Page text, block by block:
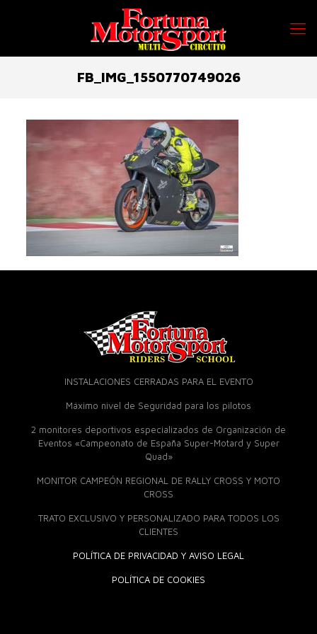
FB_IMG_1550770749026
INSTALACIONES CERRADAS PARA EL EVENTO
Máximo nivel de Seguridad para los pilotos
2 monitores deportivos especializados de Organización de
Eventos «Campeonato de España Super-Motard y Super
Quad»
MONITOR CAMPEÓN REGIONAL DE RALLY CROSS Y MOTO
CROSS
TRATO EXCLUSIVO Y PERSONALIZADO PARA TODOS LOS
CLIENTES
POLÍTICA DE PRIVACIDAD Y AVISO LEGAL
POLÍTICA DE COOKIES